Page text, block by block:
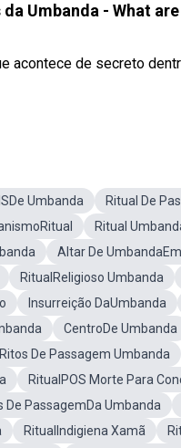
Umbanda - What
de secreto
Umbanda Ritual De
Ritual
Altar De
RitualReligioso Umbanda
Insurreição DaUmbanda
CentroDe Umbanda
Ritos De Passagem Umbanda
RitualPOS Morte Para
De PassagemDa Umbanda
RitualIndigiena Xamã